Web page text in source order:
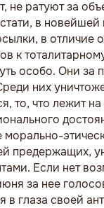
не ратуют за
в
в
к
особо. Они за
них
то, что лежит
предержащих,
Если нет
за нее
глаза своей